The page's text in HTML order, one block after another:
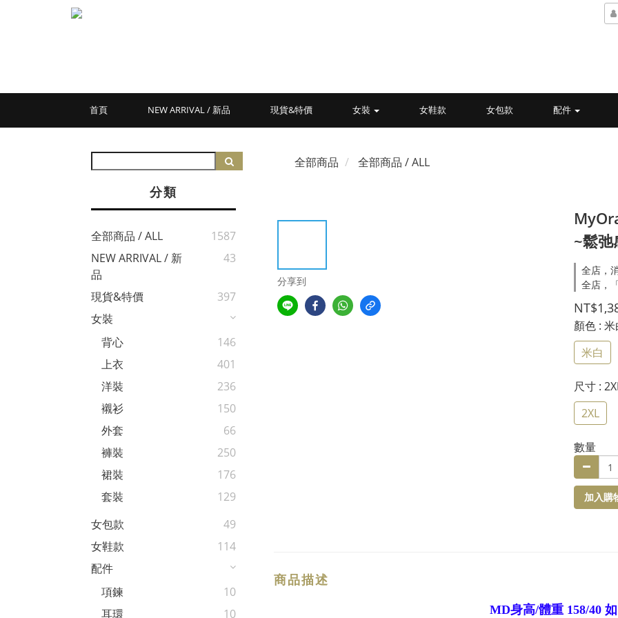
首頁 NEW ARRIVAL / 新品 現貨&特價 女裝 女鞋款 女包款 配件
分類
全部商品 / ALL
1587
NEW ARRIVAL / 新
品
43
現貨&特價
397
女裝
背心
146
上衣
401
洋裝
236
襯衫
150
外套
66
褲裝
250
裙裝
176
套裝
129
女包款
49
女鞋款
114
配件
項鍊
10
耳環
10
全部商品 全部商品 / ALL
分享到
~鬆
全店，
全店，
顏色 : 米
米白
尺寸 :
2XL
數量
加入購
商品描述
MD身高/體重 158/40